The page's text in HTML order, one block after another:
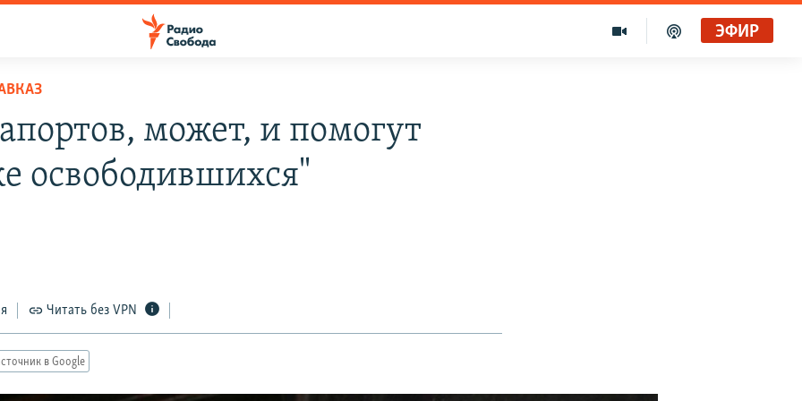
ЭФИР
может, и помогут
освободившихся"
Читать без VPN
в Google